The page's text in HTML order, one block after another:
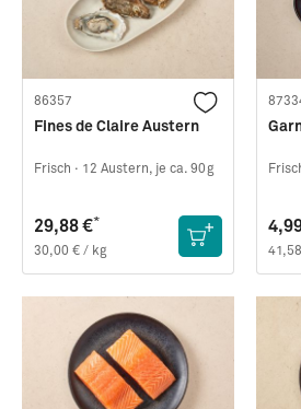
86357
Fines de Claire Austern
Frisch · 12 Austern, je ca. 90g
29,88 €*
30,00 € / kg